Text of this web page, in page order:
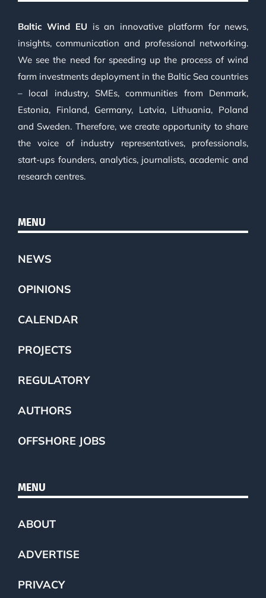
Baltic Wind EU is an innovative platform for news,
insights, communication and professional networking.
We see the need for speeding up the process of wind
farm investments deployment in the Baltic Sea countries
– local industry, SMEs, communities from Denmark,
Estonia, Finland, Germany, Latvia, Lithuania, Poland
and Sweden. Therefore, we create opportunity to share
the voice of industry representatives, professionals,
start-ups founders, analytics, journalists, academic and
research centres.
MENU
NEWS
OPINIONS
CALENDAR
PROJECTS
REGULATORY
AUTHORS
OFFSHORE JOBS
MENU
ABOUT
ADVERTISE
PRIVACY